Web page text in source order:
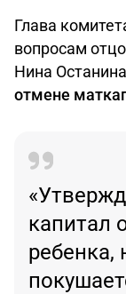
Глава
вопросам
Нина Останина
отмене
капитал
ребенка,